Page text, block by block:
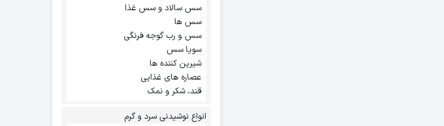
سس سالاد و سس غذا
سس ها
سس و رب گوجه فرنگی
سویا سس
شیرین کننده ها
عصاره های غذایی
قند، شکر و نمک
انواع نوشیدنی سرد و گرم